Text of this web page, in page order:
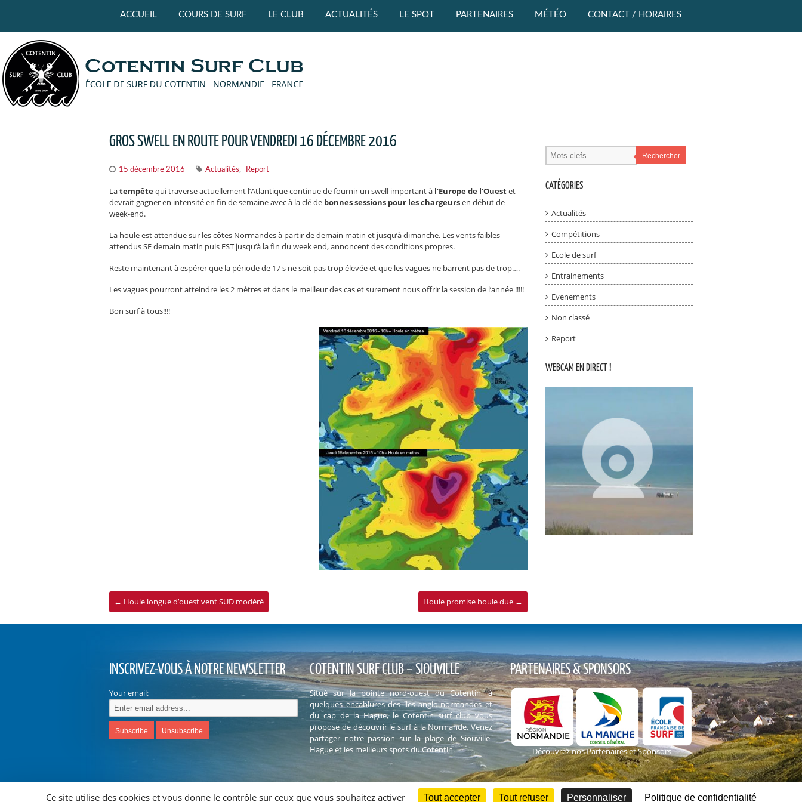
ACCUEIL COURS DE SURF LE CLUB ACTUALITÉS LE SPOT PARTENAIRES MÉTÉO CONTACT / HORAIRES
GROS SWELL EN ROUTE POUR VENDREDI 16 DÉCEMBRE 2016
15 décembre 2016 Actualités Report
Latempêtequi traverse actuellement l’Atlantique continue de fournir un swell important à l’Europe de l’Ouestet
devrait gagner en intensité en fin de semaine avec à la clé de bonnes sessions pour les chargeursen début de
week-end.
La houle est attendue sur les côtes Normandes à partir de demain matin et jusqu’à dimanche. Les vents faibles
attendus SE demain matin puis EST jusqu’à la fin du week end, annoncent des conditions propres.
Reste maintenant à espérer que la période de 17 s ne soit pas trop élevée et que les vagues ne barrent pas de trop….
Les vagues pourront atteindre les 2 mètres et dans le meilleur des cas et surement nous offrir la session de l’année !!!!!
Bon surf à tous!!!!
← Houle longue d’ouest vent SUD modéré Houle promise houle due →
Rechercher
CATÉGORIES
Actualités
Compétitions
Ecole de surf
Entrainements
Evenements
Non classé
Report
WEBCAM EN DIRECT !
INSCRIVEZ-VOUS À NOTRE NEWSLETTER
Your email:
COTENTIN SURF CLUB – SIOUVILLE
Situé sur la pointe nord-ouest du Cotentin, à
quelques encablures des îles anglo-normandes et
du cap de la Hague, le Cotentin surf club vous
propose de découvrir le surf à la Normande. Venez
partager notre passion sur la plage de Siouville-
Hague et les meilleurs spots du Cotentin.
PARTENAIRES & SPONSORS
Découvrez nos Partenaires et Sponsors
Ce site utilise des cookies et vous donne le contrôle sur ceux que vous souhaitez activer Tout accepter Tout refuser Personnaliser Politique de confidentialité